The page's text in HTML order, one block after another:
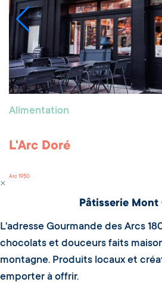
Alimentation
L'Arc Doré
Arc 1950
Pâtisserie Mont
L'adresse Gourmande des Arcs
chocolats et douceurs faits
montagne. Produits locaux et
emporter à offrir.